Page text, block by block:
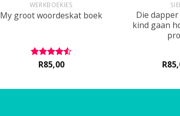
WERKBOEKIES
My groot woordeskat boek
Rated 4.5
R85,00
Die
kind gaan
R